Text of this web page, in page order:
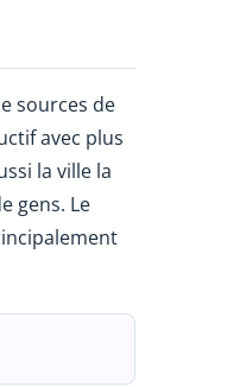
sources de
avec plus
la ville la
gens. Le